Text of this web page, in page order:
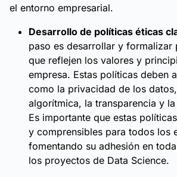
el entorno empresarial.
Desarrollo de políticas éticas
paso es desarrollar y formalizar
que reflejen los valores y
empresa. Estas políticas deben
como la privacidad de los
algorítmica, la transparencia y
Es importante que estas
y comprensibles para todos los
fomentando su adhesión en
los proyectos de Data Science.